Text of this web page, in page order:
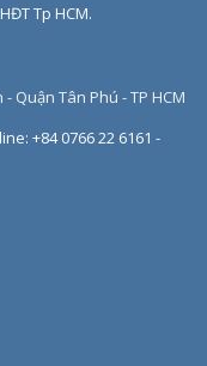
Tp HCM.
Quận Tân Phú - TP HCM
+84 0766 22 6161 -